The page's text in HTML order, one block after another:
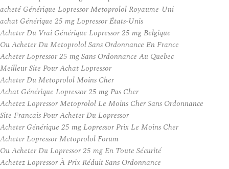
acheté Générique Lopressor Metoprolol Royaume-Uni
achat Générique 25 mg Lopressor États-Unis
Acheter Du Vrai Générique Lopressor 25 mg Belgique
Ou Acheter Du Metoprolol Sans Ordonnance En France
Acheter Lopressor 25 mg Sans Ordonnance Au Quebec
Meilleur Site Pour Achat Lopressor
Acheter Du Metoprolol Moins Cher
Achat Générique Lopressor 25 mg Pas Cher
Achetez Lopressor Metoprolol Le Moins Cher Sans Ordonnance
Site Francais Pour Acheter Du Lopressor
Acheter Générique 25 mg Lopressor Prix Le Moins Cher
Acheter Lopressor Metoprolol Forum
Ou Acheter Du Lopressor 25 mg En Toute Sécurité
Achetez Lopressor À Prix Réduit Sans Ordonnance